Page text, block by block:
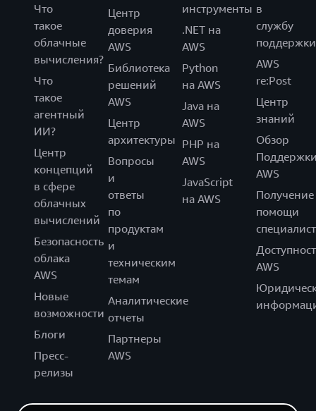
Что
такое
облачные
вычисления?
Что
такое
агентный
ИИ?
Центр
концепций
в сфере
облачных
вычислений
Безопасность
облака
AWS
Новые
возможности
Блоги
Пресс-
релизы
Центр
доверия
AWS
Библиотека
решений
AWS
Центр
архитектуры
Вопросы
и
ответы
по
продуктам
и
техническим
темам
Аналитические
отчеты
Партнеры
AWS
инструменты
.NET на
AWS
Python
на AWS
Java на
AWS
PHP на
AWS
JavaScript
на AWS
в
службу
поддержки
AWS
re:Post
Центр
знаний
Обзор
AWS
Получение
помощи
AWS